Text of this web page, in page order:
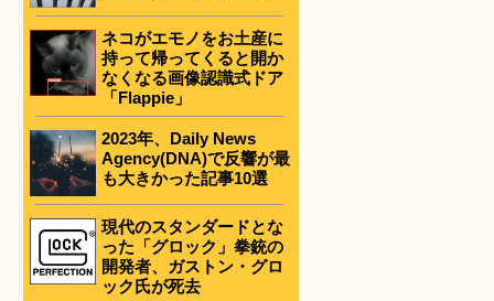
ネコがエモノをお土産に
持って帰ってくると開か
なくなる画像認識式ドア
「Flappie」
2023年、Daily News
Agency(DNA)で反響が最
も大きかった記事10選
現代のスタンダードとな
った「グロック」拳銃の
開発者、ガストン・グロ
ック氏が死去